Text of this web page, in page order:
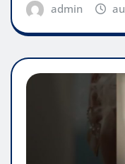
admin